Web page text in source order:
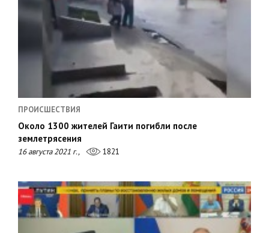
ПРОИСШЕСТВИЯ
Около 1300 жителей Гаити погибли после
землетрясения
16 августа 2021 г., 1821